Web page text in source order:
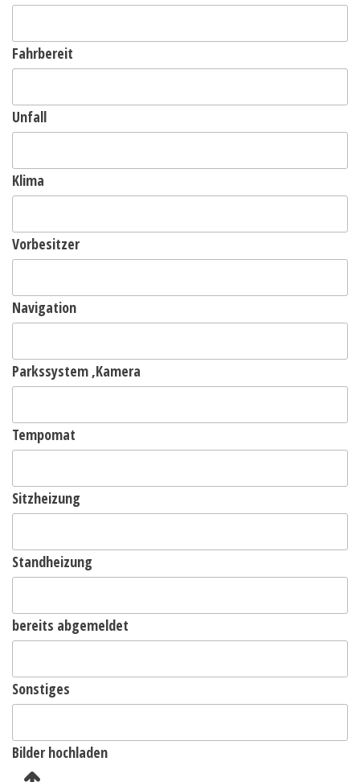
Fahrbereit
Unfall
Klima
Vorbesitzer
Navigation
Parkssystem ,Kamera
Tempomat
Sitzheizung
Standheizung
bereits abgemeldet
Sonstiges
Bilder hochladen